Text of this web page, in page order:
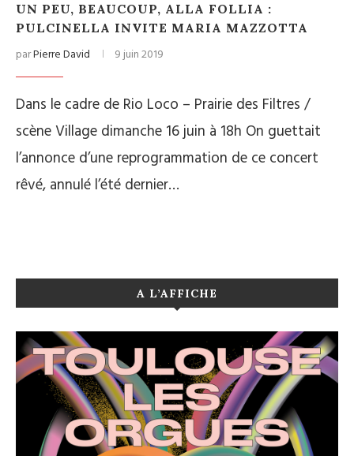
UN PEU, BEAUCOUP, ALLA FOLLIA :
PULCINELLA INVITE MARIA MAZZOTTA
parPierre David 9 juin 2019
Dans le cadre de Rio Loco – Prairie des Filtres /
scène Village dimanche 16 juin à 18h On guettait
l’annonce d’une reprogrammation de ce concert
rêvé, annulé l’été dernier…
A L’AFFICHE